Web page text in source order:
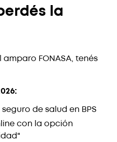
la
FONASA, tenés
de salud en BPS
con la opción